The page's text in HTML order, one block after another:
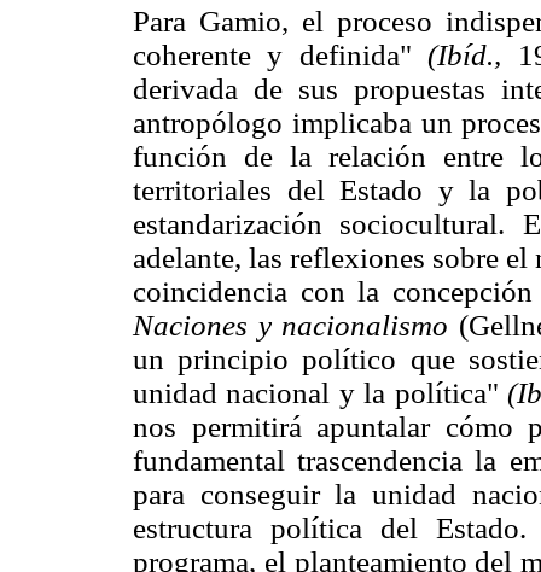
Para Gamio, el proceso
coherente y definida"(Ibíd.,
derivada de sus propuestas
antropólogo implicaba un
función de la relación entre
territoriales del Estado y la
estandarización sociocultural.
adelante, las reflexiones sobre
coincidencia con la
Naciones y nacionalismo
un principio político que
unidad nacional y la política"
nos permitirá apuntalar cómo
fundamental trascendencia la
para conseguir la unidad
estructura política del
programa, el planteamiento del